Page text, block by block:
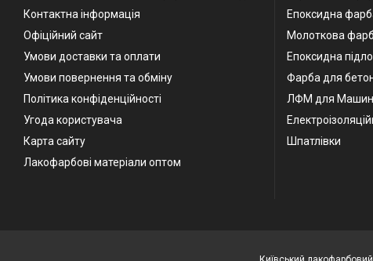
Контактна інформація
Офіційний сайт
Умови доставки та оплати
Умови повернення та обміну
Політика конфіденційності
Угода користувача
Карта сайту
Лакофарбові матеріали оптом
Епоксидна
Молоткова
Епоксидна
Фарба для
ЛФМ для
Шпатлівки